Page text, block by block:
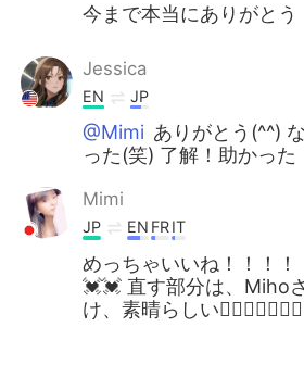
今まで本当にありがとう
Jessica
EN JP
@Mimi ありがとう(^^)
った(笑) 了解！助かった
Mimi
JP EN FRIT
めっちゃいいね！！！
💓💓 直す部分は、Miho
け、素晴らしい✌🏻✌🏻✌🏻✨